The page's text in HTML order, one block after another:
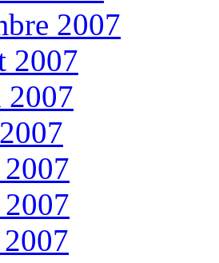
2007
2007